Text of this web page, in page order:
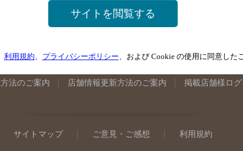
山口県のバー検索
法のご案内 店舗情報更新方法のご案内 掲載店舗様ロ
サイトマップ ご意見・ご感想 利用規約
サイトを閲覧する
利用規約、 プライバシーポリシー、および Cookie の使用に同意した